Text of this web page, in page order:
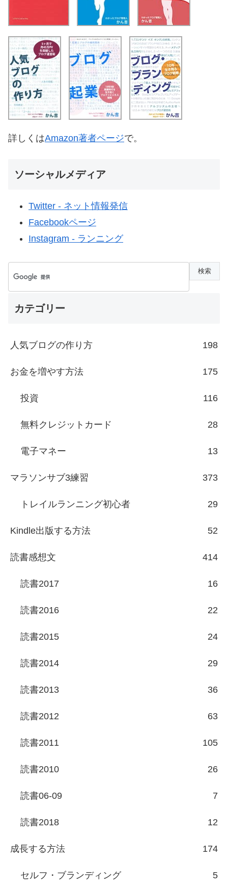
詳しくはAmazon著者ページで。
ソーシャルメディア
Twitter - ネット情報発信
Facebookページ
Instagram - ランニング
カテゴリー
人気ブログの作り方 198
お金を増やす方法 175
投資 116
無料クレジットカード 28
電子マネー 13
マラソンサブ3練習 373
トレイルランニング初心者 29
Kindle出版する方法 52
読書感想文 414
読書2017 16
読書2016 22
読書2015 24
読書2014 29
読書2013 36
読書2012 63
読書2011 105
読書2010 26
読書06-09 7
読書2018 12
成長する方法 174
セルフ・ブランディング 5